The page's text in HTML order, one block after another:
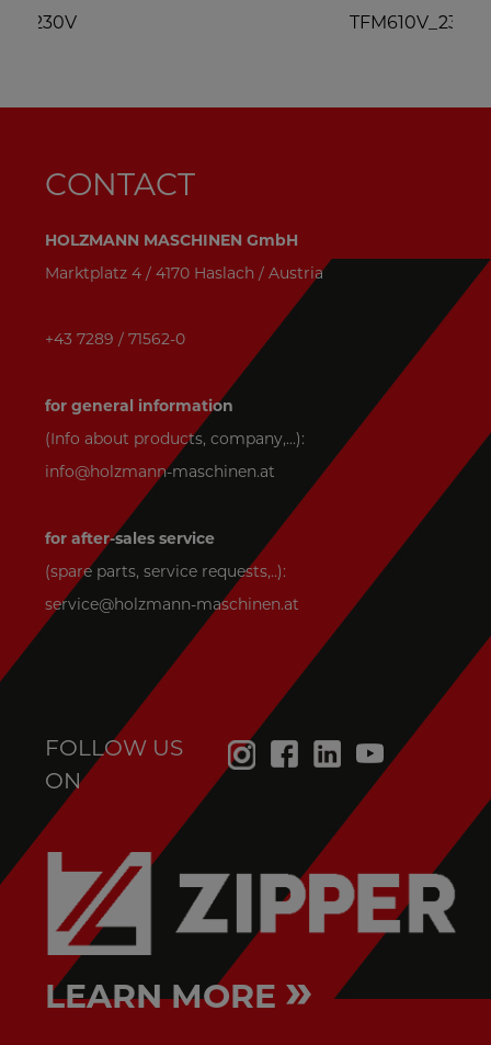
TFM610V_230V
CONTACT
HOLZMANN MASCHINEN GmbH
Marktplatz 4 / 4170 Haslach / Austria
+43 7289 / 71562-0
for general information
(Info about products, company,...):
info@holzmann-maschinen.at
for after-sales service
(spare parts, service requests,..):
service@holzmann-maschinen.at
FOLLOW US
ON
LEARN MORE »